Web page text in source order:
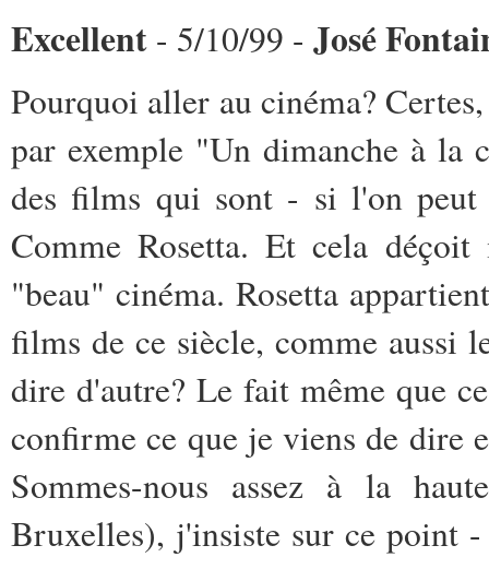
Excellent - 5/10/99 - José
Pourquoi aller au cinéma?
par exemple "Un dimanche à la
des films qui sont - si l'on
Comme Rosetta. Et cela
"beau" cinéma. Rosetta
films de ce siècle, comme aussi
dire d'autre? Le fait même que
confirme ce que je viens de dire
Sommes-nous assez à la
Bruxelles), j'insiste sur ce point